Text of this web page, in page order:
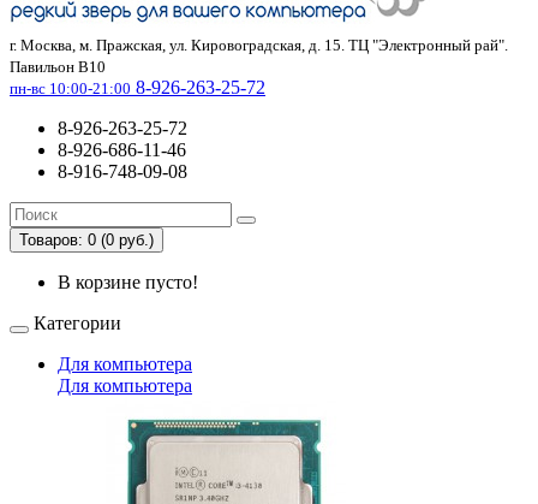
г. Москва, м. Пражская, ул. Кировоградская, д. 15. ТЦ "Электронный рай".
Павильон В10
пн-вс 10:00-21:00 8-926-263-25-72
8-926-263-25-72
8-926-686-11-46
8-916-748-09-08
Товаров: 0 (0 руб.)
В корзине пусто!
Категории
Для компьютера
Для компьютера